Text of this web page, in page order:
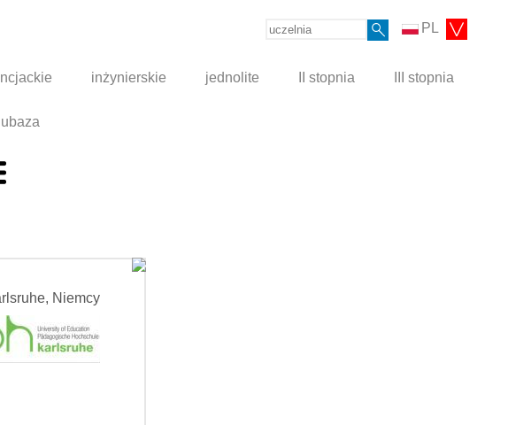
PL
inżynierskie jednolite II stopnia III stopnia
Niemcy